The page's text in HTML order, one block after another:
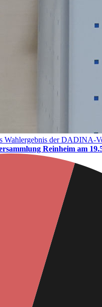
Wahlergebnis der DADINA-
Reinheim am